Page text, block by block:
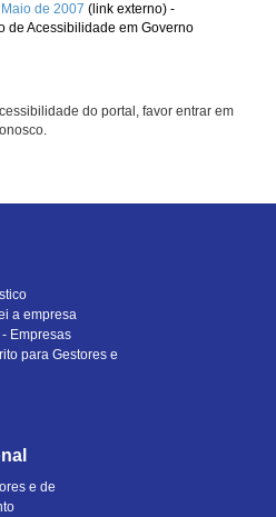
de 2007 (link externo) -
de Acessibilidade em Governo
do portal, favor entrar em
a empresa
Empresas
para Gestores e
e de